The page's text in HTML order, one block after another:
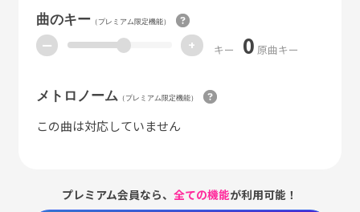
曲のキー（プレミアム限定機能）
ー + キー 0 原曲キー
メトロノーム （プレミアム限定機能）
この曲は対応していません
プレミアム会員なら、全ての機能が利用可能！